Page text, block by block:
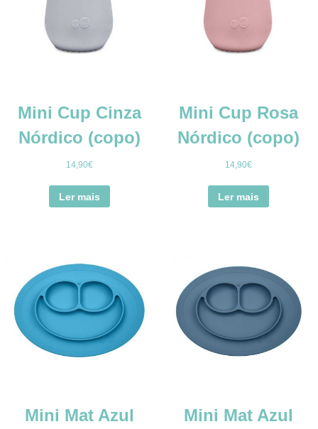
Mini Cup Cinza
Nórdico (copo)
14,90€
Ler mais
Mini Cup Rosa
Nórdico (copo)
14,90€
Ler mais
Mini Mat Azul
Mini Mat Azul